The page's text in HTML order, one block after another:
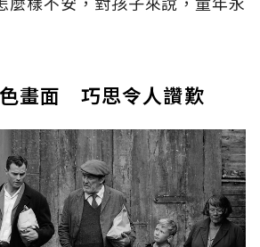
畫面 巧思令人讚歎